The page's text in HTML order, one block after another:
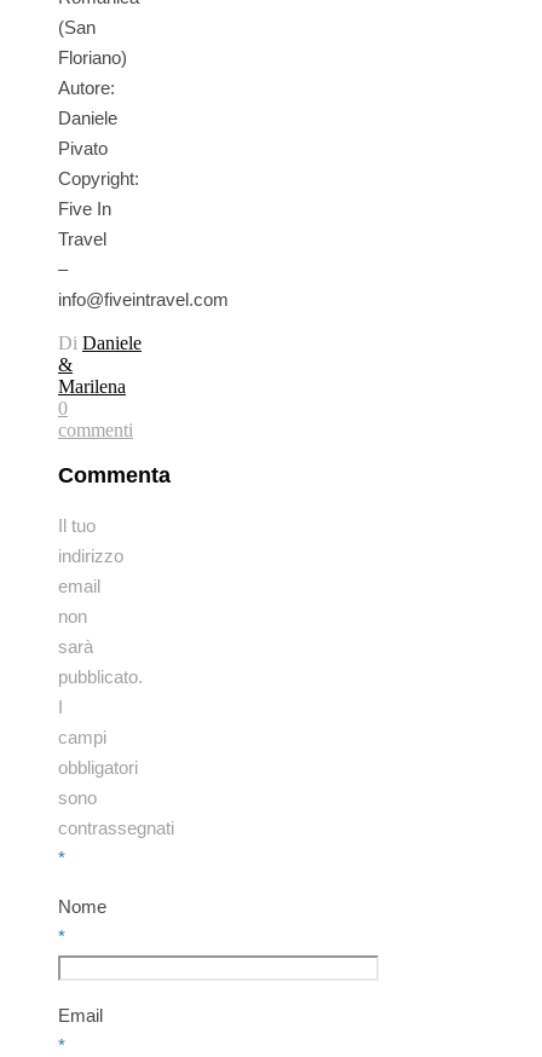
(San
Floriano)
Autore:
Daniele
Pivato
Copyright:
Five In
Travel
–
info@fiveintravel.com
Di Daniele
&
Marilena
0
commenti
Commenta
Il tuo
indirizzo
email
non
sarà
pubblicato.
I
campi
obbligatori
sono
contrassegnati
*
Nome
*
Email
*